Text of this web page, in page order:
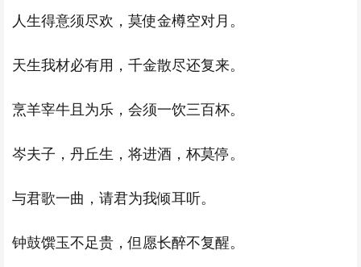
人生得意须尽欢，莫使金樽空对月。
天生我材必有用，千金散尽还复来。
烹羊宰牛且为乐，会须一饮三百杯。
岑夫子，丹丘生，将进酒，杯莫停。
与君歌一曲，请君为我倾耳听。
钟鼓馔玉不足贵，但愿长醉不复醒。